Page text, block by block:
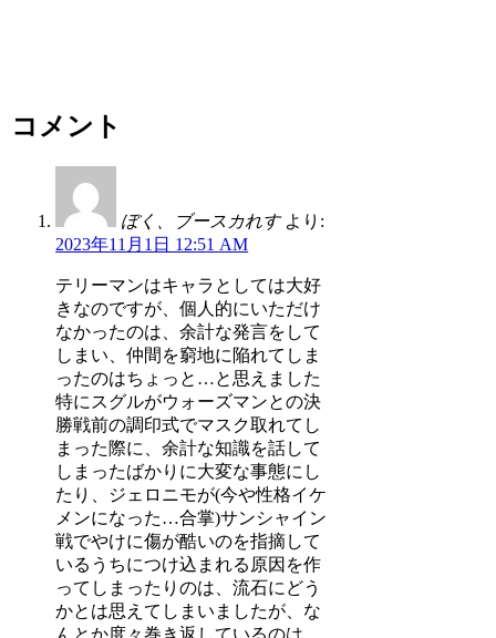
コメント
ぼく、ブースカれす より:
2023年11月1日 12:51 AM
テリーマンはキャラとしては大好
きなのですが、個人的にいただけ
なかったのは、余計な発言をして
しまい、仲間を窮地に陥れてしま
ったのはちょっと…と思えました
特にスグルがウォーズマンとの決
勝戦前の調印式でマスク取れてし
まった際に、余計な知識を話して
しまったばかりに大変な事態にし
たり、ジェロニモが(今や性格イケ
メンになった…合掌)サンシャイン
戦でやけに傷が酷いのを指摘して
いるうちにつけ込まれる原因を作
ってしまったりのは、流石にどう
かとは思えてしまいましたが、な
んとか度々巻き返しているのは、